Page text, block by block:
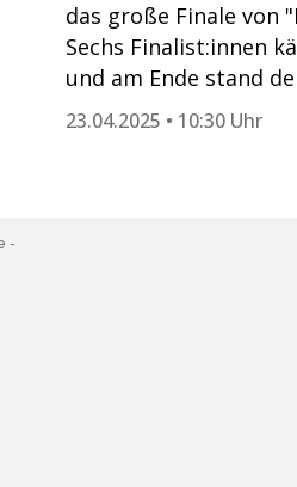
das große Finale von
Sechs Finalist:innen
und am Ende stand
23.04.2025 • 10:30 Uhr
-